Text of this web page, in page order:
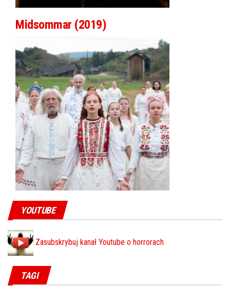
Midsommar (2019)
YOUTUBE
Zasubskrybuj kanał Youtube o horrorach
TAGI